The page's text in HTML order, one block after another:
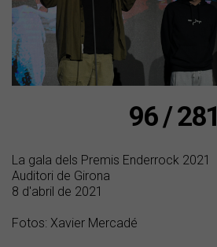
96 / 281
La gala dels Premis Enderrock 2021
Auditori de Girona
8 d'abril de 2021
Fotos: Xavier Mercadé